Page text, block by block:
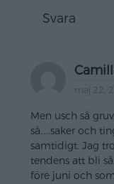
Svara
maj 22,
Men usch så
så…..saker och
samtidigt. Jag
tendens att bli
före juni och